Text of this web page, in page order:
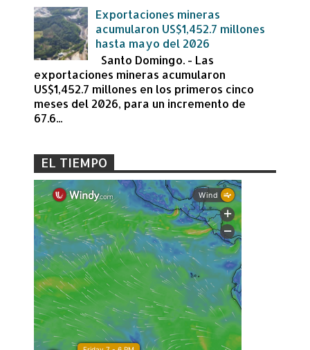
Exportaciones mineras
acumularon US$1,452.7 millones
hasta mayo del 2026
Santo Domingo. - Las
exportaciones mineras acumularon
US$1,452.7 millones en los primeros cinco
meses del 2026, para un incremento de
67.6...
EL TIEMPO